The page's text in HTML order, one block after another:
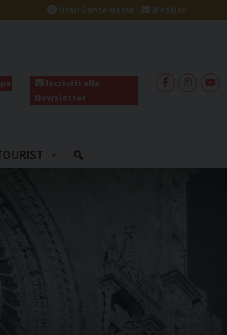
Orari Sante Messe | WebMail
Iscriviti alla
Newsletter